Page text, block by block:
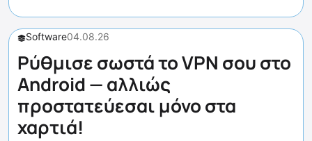
Software04.08.26
Ρύθμισε σωστά το VPN σου στο
Android — αλλιώς
προστατεύεσαι μόνο στα
χαρτιά!